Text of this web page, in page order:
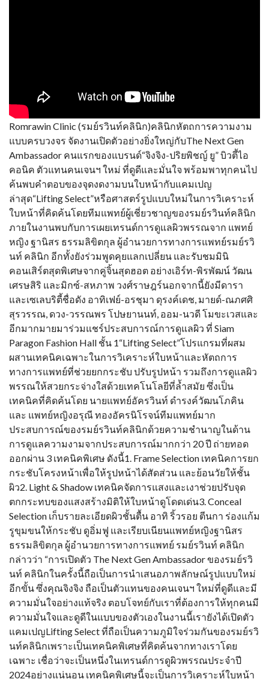
Romrawin Clinic (รมย์รวินท์คลินิก)คลินิกหัตถการความงาม
แบบครบวงจร จัดงานเปิดตัวอย่างยิ่งใหญ่กับThe Next Gen
Ambassador คนแรกของแบรนด์“จิงจิง-ปริยพิชญ์ ยู” บิวตี้ไอ
คอนิค ตัวแทนคนเจนฯ ใหม่ ที่ดูดีและมั่นใจ พร้อมพาทุกคนไป
ค้นพบคำตอบของจุดงดงามบนใบหน้ากับแคมเปญ
ล่าสุด“Lifting Select”หรือศาสตร์รูปแบบใหม่ในการวิเคราะห์
ใบหน้าที่คิดค้นโดยทีมแพทย์ผู้เชี่ยวชาญของรมย์รวินท์คลินิก
ภายในงานพบกับการเผยเทรนด์การดูแลผิวพรรณจาก แพทย์
หญิง ฐานิสร ธรรมลิขิตกุล ผู้อำนวยการทางการแพทย์รมย์รวิ
นท์ คลินิก อีกทั้งยังร่วมพูดคุยแลกเปลี่ยน และรับชมมินิ
คอนเสิร์ตสุดพิเศษจากคู่จิ้นสุดฮอต อย่างเอิร์ท-พิรพัฒน์ วัฒน
เศรษสิริ และมิกซ์-สหภาพ วงศ์ราษฎร์นอกจากนี้ยังมีดารา
และเซเลบริตี้ชื่อดัง อาทิเฟย์-อรชุมา ดุรงค์เดช, มายด์-ณภศศิ
สุรวรรณ, ดวง-วรรณพร โปษยานนท์, ออม-นวดี โมขะเวสและ
อีกมากมายมาร่วมแชร์ประสบการณ์การดูแลผิว ที่ Siam
Paragon Fashion Hall ชั้น 1“Lifting Select”โปรแกรมที่ผสม
ผสานเทคนิคเฉพาะในการวิเคราะห์ใบหน้าและหัตถการ
ทางการแพทย์ที่ช่วยยกกระชับ ปรับรูปหน้า รวมถึงการดูแลผิว
พรรณให้สวยกระจ่างใสด้วยเทคโนโลยีที่ล้ำสมัย ซึ่งเป็น
เทคนิคที่คิดค้นโดย นายแพทย์อัครวินท์ ดำรงค์วัฒนโภคิน
และ แพทย์หญิงอรุณี ทองอัครนิโรจน์ทีมแพทย์มาก
ประสบการณ์ของรมย์รวินท์คลินิกด้วยความชำนาญในด้าน
การดูแลความงามจากประสบการณ์มากกว่า 20 ปี ถ่ายทอด
ออกผ่าน 3 เทคนิคพิเศษ ดังนี้1. Frame Selection เทคนิคการยก
กระชับโครงหน้าเพื่อให้รูปหน้าได้สัดส่วน และย้อนวัยให้ชั้น
ผิว2. Light & Shadow เทคนิคจัดการแสงและเงาช่วยปรับจุด
ตกกระทบของแสงสร้างมิติให้ใบหน้าดูโดดเด่น3. Conceal
Selection เก็บรายละเอียดผิวชั้นตื้น อาทิ ริ้วรอย ตีนกา ร่องแก้ม
รูขุมขนให้กระชับ ดูอิ่มฟู และเรียบเนียนแพทย์หญิงฐานิสร
ธรรมลิขิตกุล ผู้อำนวยการทางการแพทย์ รมย์รวินท์ คลินิก
กล่าวว่า “การเปิดตัว The Next Gen Ambassador ของรมย์รวิ
นท์ คลินิกในครั้งนี้ถือเป็นการนำเสนอภาพลักษณ์รูปแบบใหม่
อีกขั้น ซึ่งคุณจิงจิง ถือเป็นตัวแทนของคนเจนฯ ใหม่ที่ดูดีและมี
ความมั่นใจอย่างแท้จริง ตอบโจทย์กับเราที่ต้องการให้ทุกคนมี
ความมั่นใจและดูดีในแบบของตัวเองในงานนี้เรายังได้เปิดตัว
แคมเปญLifting Select ที่ถือเป็นความภูมิใจร่วมกันของรมย์รวิ
นท์คลินิกเพราะเป็นเทคนิคพิเศษที่คิดค้นจากทางเราโดย
เฉพาะ เชื่อว่าจะเป็นหนึ่งในเทรนด์การดูผิวพรรณประจำปี
2024อย่างแน่นอน เทคนิคพิเศษนี้จะเป็นการวิเคราะห์ใบหน้า